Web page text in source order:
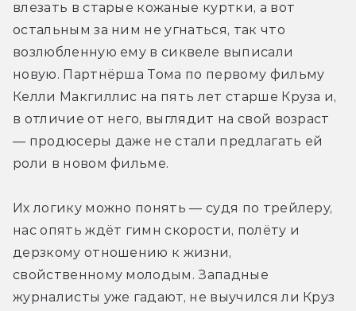
влезать в старые кожаные куртки, а вот
остальным за ним не угнаться, так что
возлюбленную ему в сиквеле выписали
новую. Партнёрша Тома по первому фильму
Келли Макгиллис на пять лет старше Круза и,
в отличие от него, выглядит на свой возраст
— продюсеры даже не стали предлагать ей
роли в новом фильме.
Их логику можно понять — судя по трейлеру,
нас опять ждёт гимн скорости, полёту и
дерзкому отношению к жизни,
свойственному молодым. Западные
журналисты уже гадают, не выучился ли Круз